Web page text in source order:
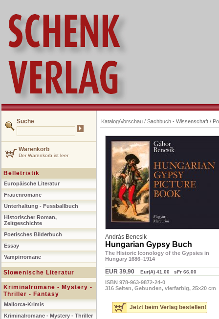
Suche
Warenkorb
Der Warenkorb ist leer
Belletristik
Europäische Literatur
Frauenromane
Unterhaltung - Fussballbuch
Historischer Roman,
Zeitgeschichte
Poetisches Bilderbuch
Essay
Vampirromane
Slowenische Literatur
Kriminalromane - Mystery -
Thriller - Fantasy
Mallorca-Krimis
Kriminalromane - Mystery - Thriller
Katalog/Vorschau / Sachbuch - Wissenschaft /
András Bencsik
Hungarian Gypsy Buch
The Historic Iconology of the Gypsies in
Hungary 1686–1914
EUR 39,90 Eur(A) 41,00 sFr 66,00
ISBN 978-963-9872-24-0
316 Seiten, Gebunden, vierfarbig, 25×20 cm
Jetzt beim Verlag bestellen!